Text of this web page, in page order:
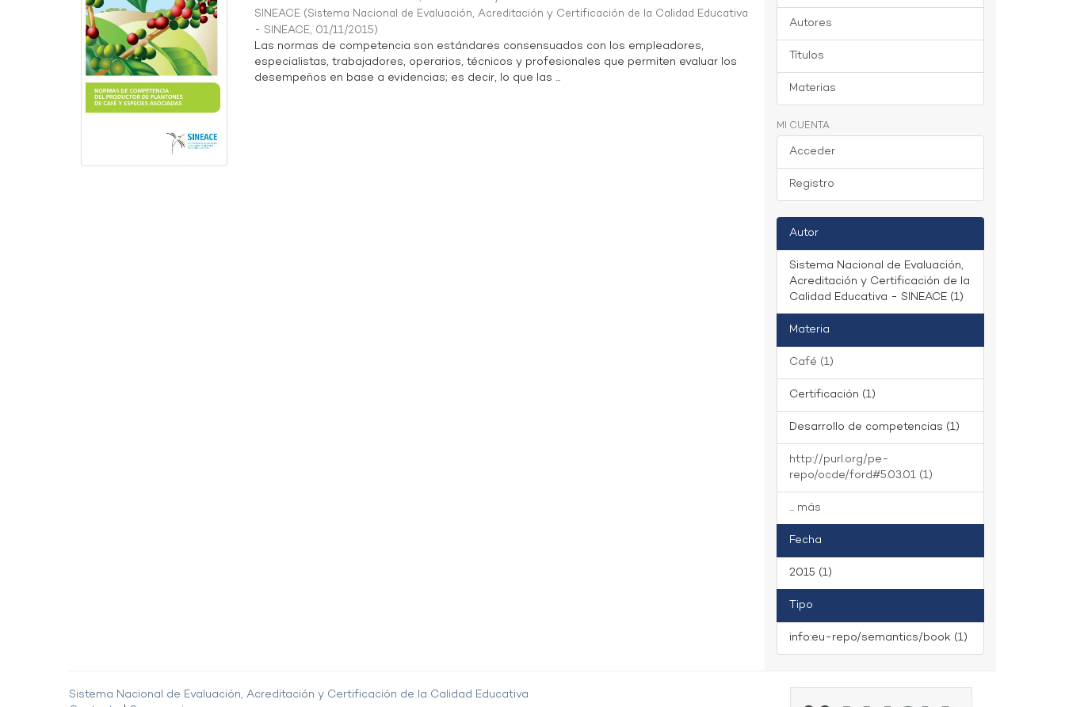
SINEACE (Sistema Nacional de Evaluación, Acreditación y Certificación de la Calidad Educativa
- SINEACE, 01/11/2015)
Las normas de competencia son estándares consensuados con los empleadores,
especialistas, trabajadores, operarios, técnicos y profesionales que permiten evaluar los
desempeños en base a evidencias; es decir, lo que las ...
Autores
Títulos
Materias
MI CUENTA
Acceder
Registro
Autor
Sistema Nacional de Evaluación,
Acreditación y Certificación de la
Calidad Educativa - SINEACE (1)
Materia
Café (1)
Certificación (1)
Desarrollo de competencias (1)
http://purl.org/pe-
repo/ocde/ford#5.03.01 (1)
... más
Fecha
2015 (1)
Tipo
info:eu-repo/semantics/book (1)
Sistema Nacional de Evaluación, Acreditación y Certificación de la Calidad Educativa